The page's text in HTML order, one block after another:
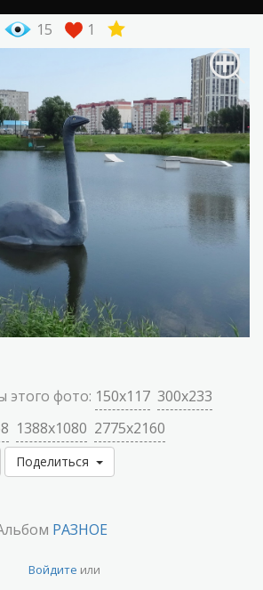
15 1
этого фото: 150x117 300x233
1388x1080 2775x2160
Поделиться
РАЗНОЕ
Войдите или